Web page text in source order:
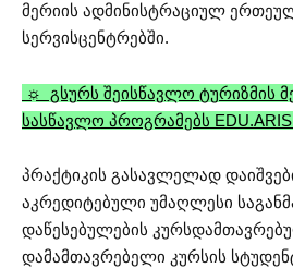
მერიის ადმინისტრაციულ
სერვისცენტრებში.
☼ გსურს შეისწავლო ტურიზმის
სასწავლო პროგრამებს
პრაქტიკის გასავლელად
აკრედიტებული უმაღლესი
დაწესებულების
დამამთავრებელი კურსის